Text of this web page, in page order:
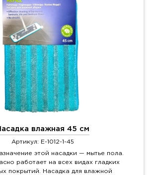
влажная 45 см
Артикул: E-1012-1-45
этой насадки — мытье пола.
работает на всех видах гладких
покрытий. Насадка для влажной